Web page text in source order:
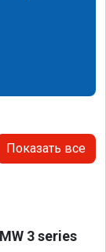
Показать все
3 series